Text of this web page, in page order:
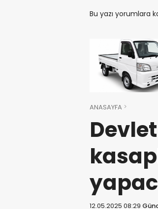
Bu yazı yorumlara
ANASAYFA
12.05.2025 08:29